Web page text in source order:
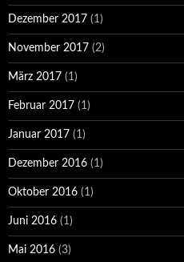
Dezember 2017 (1)
November 2017 (2)
März 2017 (1)
Februar 2017 (1)
Januar 2017 (1)
Dezember 2016 (1)
Oktober 2016 (1)
Juni 2016 (1)
Mai 2016 (3)